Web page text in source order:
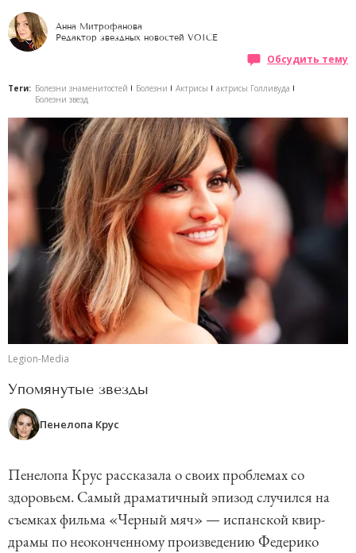
Анна Митрофанова
Редактор звездных новостей VOICE
Обсудить тему
Теги: Болезни знаменитостей Болезни Актрисы
актрисы Голливуда
Болезни звезд
Legion-Media
Упомянутые звезды
Пенелопа Крус
Пенелопа Крус рассказала о своих проблемах со
здоровьем. Самый драматичный эпизод случился на
съемках фильма «Черный мяч» — испанской квир-
драмы по неоконченному произведению Федерико